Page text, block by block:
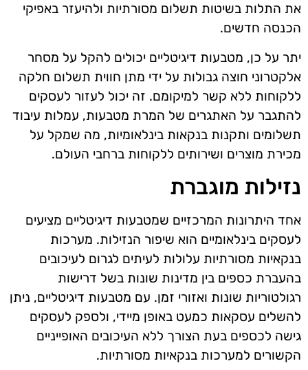
את התלות בשיטות תשלום מסורתיות ולהיעזר באפיקי
הכנסה חדשים.
יתר על כן, מטבעות דיגיטליים יכולים להקל על מסחר
אלקטרוני חוצה גבולות על ידי מתן חווית תשלום חלקה
ללקוחות ללא קשר למיקומם. זה יכול לעזור לעסקים
להתגבר על האתגרים של המרת מטבעות, עמלות עיבוד
תשלומים ותקנות בנקאות בינלאומיות, מה שמקל על
מכירת מוצרים ושירותים ללקוחות ברחבי העולם.
נזילות מוגברת
אחד היתרונות המרכזיים שמטבעות דיגיטליים מציעים
לעסקים בינלאומיים הוא שיפור הנזילות. מערכות
בנקאיות מסורתיות עלולות לעיתים לגרום לעיכובים
בהעברת כספים בין מדינות שונות בשל דרישות
רגולטוריות שונות ואזורי זמן. עם מטבעות דיגיטליים, ניתן
להשלים עסקאות כמעט באופן מיידי, ולספק לעסקים
גישה לכספים בעת הצורך ללא העיכובים האופייניים
הקשורים למערכות בנקאיות מסורתיות.